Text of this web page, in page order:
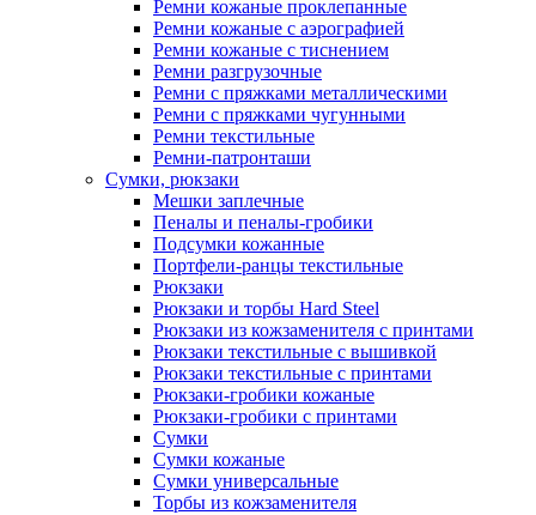
Ремни кожаные проклепанные
Ремни кожаные с аэрографией
Ремни кожаные с тиснением
Ремни разгрузочные
Ремни с пряжками металлическими
Ремни с пряжками чугунными
Ремни текстильные
Ремни-патронташи
Сумки, рюкзаки
Мешки заплечные
Пеналы и пеналы-гробики
Подсумки кожанные
Портфели-ранцы текстильные
Рюкзаки
Рюкзаки и торбы Hard Steel
Рюкзаки из кожзаменителя с принтами
Рюкзаки текстильные с вышивкой
Рюкзаки текстильные с принтами
Рюкзаки-гробики кожаные
Рюкзаки-гробики с принтами
Сумки
Сумки кожаные
Сумки универсальные
Торбы из кожзаменителя